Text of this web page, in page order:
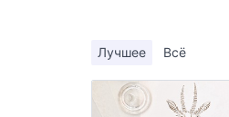
Лучшее Всё